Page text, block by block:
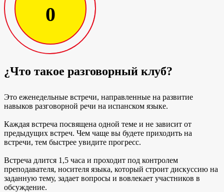
0
¿Что такое разговорный клуб?
Это еженедельные встречи, направленные на развитие
навыков разговорной речи на испанском языке.
Каждая встреча посвящена одной теме и не зависит от
предыдущих встреч. Чем чаще вы будете приходить на
встречи, тем быстрее увидите прогресс.
Встреча длится 1,5 часа и проходит под контролем
преподавателя, носителя языка, который строит дискуссию на
заданную тему, задает вопросы и вовлекает участников в
обсуждение.